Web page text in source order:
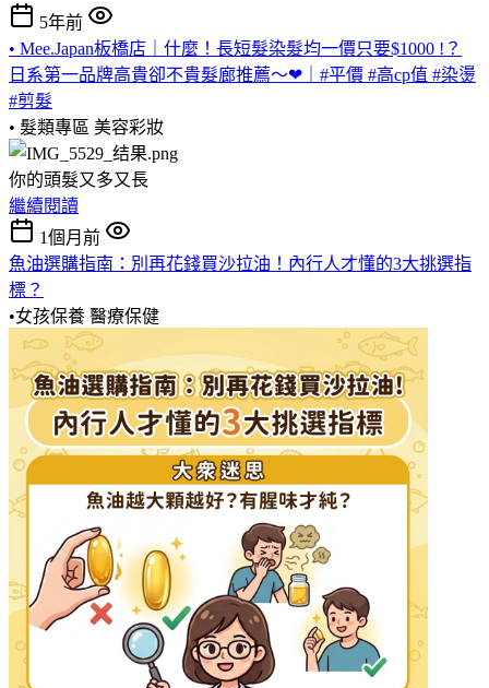
5年前
• Mee.Japan板橋店｜什麼！長短髮染髮均一價只要$1000 !？
日系第一品牌高貴卻不貴髮廊推薦～❤｜#平價 #高cp值 #染燙
#剪髮
• 髮類專區 美容彩妝
你的頭髮又多又長
繼續閱讀
1個月前
魚油選購指南：別再花錢買沙拉油！內行人才懂的3大挑選指
標？
•女孩保養 醫療保健